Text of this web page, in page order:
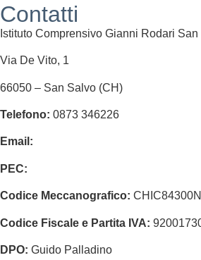
Contatti
Istituto Comprensivo Gianni Rodari
Via De Vito, 1
66050 – San Salvo (CH)
Telefono: 0873 346226
Email:
PEC:
Codice Meccanografico: CHIC84300N
Codice Fiscale e Partita IVA:
DPO: Guido Palladino